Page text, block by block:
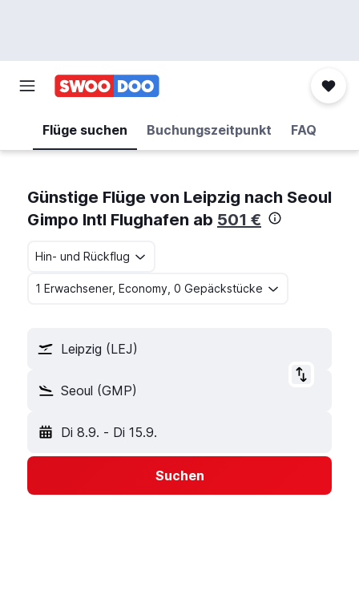
Flüge suchen Buchungszeitpunkt FAQ
Günstige Flüge von Leipzig nach Seoul
Gimpo Intl Flughafen ab 501 €
Hin- und Rückflug
1 Erwachsener, Economy, 0 Gepäckstücke
Leipzig (LEJ)
Seoul (GMP)
Di 8.9. - Di 15.9.
Suchen